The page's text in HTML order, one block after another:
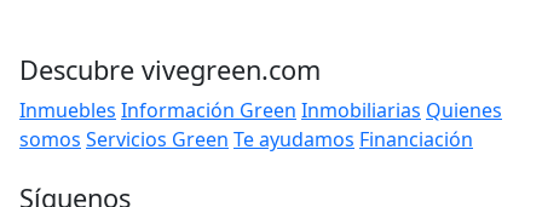
Descubre vivegreen.com
Inmuebles Información Green Inmobiliarias Quienes
somos Servicios Green Te ayudamos Financiación
Síguenos